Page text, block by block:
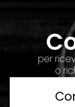
per
o